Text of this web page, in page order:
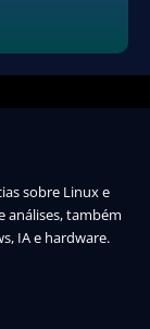
sobre Linux e
análises, também
IA e hardware.